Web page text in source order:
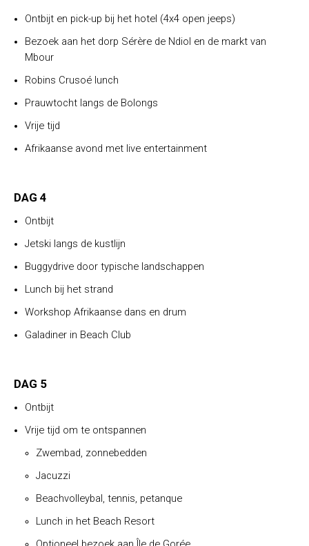
Ontbijt en pick-up bij het hotel (4x4 open jeeps)
Bezoek aan het dorp Sérère de Ndiol en de markt van
Mbour
Robins Crusoé lunch
Prauwtocht langs de Bolongs
Vrije tijd
Afrikaanse avond met live entertainment
DAG 4
Ontbijt
Jetski langs de kustlijn
Buggydrive door typische landschappen
Lunch bij het strand
Workshop Afrikaanse dans en drum
Galadiner in Beach Club
DAG 5
Ontbijt
Vrije tijd om te ontspannen
Zwembad, zonnebedden
Jacuzzi
Beachvolleybal, tennis, petanque
Lunch in het Beach Resort